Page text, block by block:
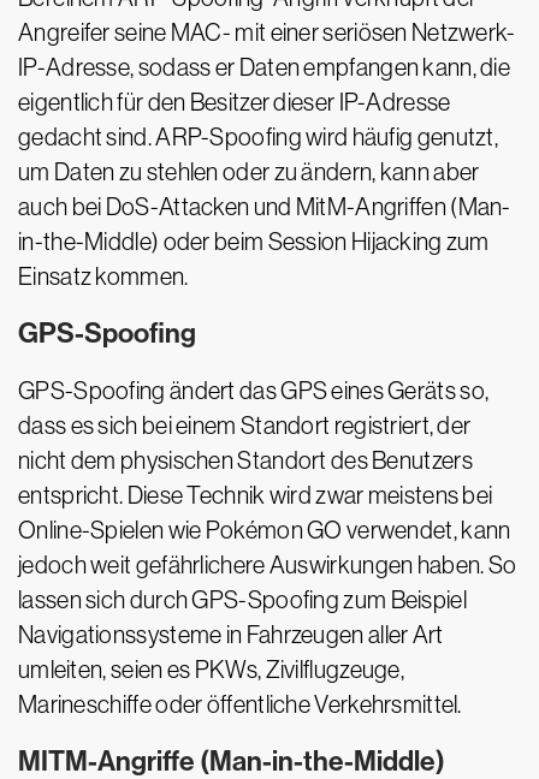
Angreifer seine MAC- mit einer seriösen Netzwerk-
IP-Adresse, sodass er Daten empfangen kann, die
eigentlich für den Besitzer dieser IP-Adresse
gedacht sind. ARP-Spoofing wird häufig genutzt,
um Daten zu stehlen oder zu ändern, kann aber
auch bei DoS-Attacken und MitM-Angriffen (Man-
in-the-Middle) oder beim Session Hijacking zum
Einsatz kommen.
GPS-Spoofing
GPS-Spoofing ändert das GPS eines Geräts so,
dass es sich bei einem Standort registriert, der
nicht dem physischen Standort des Benutzers
entspricht. Diese Technik wird zwar meistens bei
Online-Spielen wie Pokémon GO verwendet, kann
jedoch weit gefährlichere Auswirkungen haben. So
lassen sich durch GPS-Spoofing zum Beispiel
Navigationssysteme in Fahrzeugen aller Art
umleiten, seien es PKWs, Zivilflugzeuge,
Marineschiffe oder öffentliche Verkehrsmittel.
MITM-Angriffe (Man-in-the-Middle)